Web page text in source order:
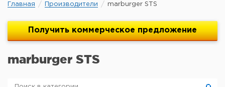
Главная Производители marburger STS
Получить коммерческое предложение
marburger STS